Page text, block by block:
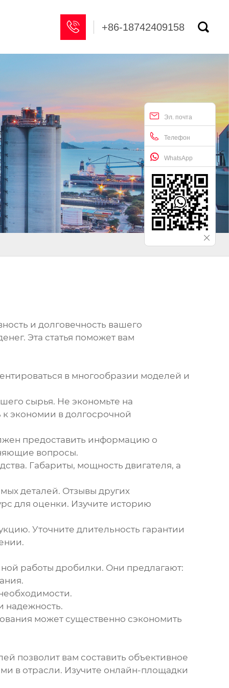
 +86-18742409158 
Эл. почта
Телефон
WhatsApp
и долговечность вашего
Эта статья поможет вам
в многообразии моделей и
сырья. Не экономьте на
к экономии в долгосрочной
предоставить информацию о
вопросы.
Габариты, мощность двигателя, а
деталей. Отзывы других
для оценки. Изучите историю
Уточните длительность гарантии
работы дробилки. Они предлагают:
надежность.
может существенно сэкономить
позволит вам составить объективное
в отрасли. Изучите онлайн-площадки